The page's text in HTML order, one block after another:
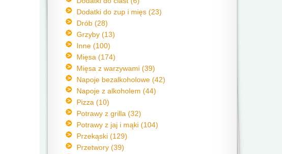
Dodatki do zup i mięs (23)
Drób (28)
Grzyby (13)
Inne (100)
Mięsa (174)
Mięsa z warzywami (39)
Napoje bezalkoholowe (42)
Napoje z alkoholem (44)
Pizza (10)
Potrawy z grilla (32)
Potrawy z jaj i mąki (104)
Przekąski (129)
Przetwory (39)